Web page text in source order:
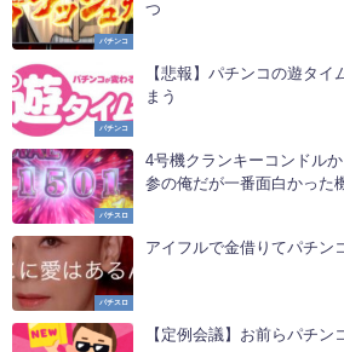
パチンコ
つ
パチンコ
【悲報】パチンコの遊タイ
まう
パチスロ
4号機クランキーコンドル
参の俺だが一番面白かった
パチスロ
アイフルで金借りてパチン
【定例会議】お前らパチン